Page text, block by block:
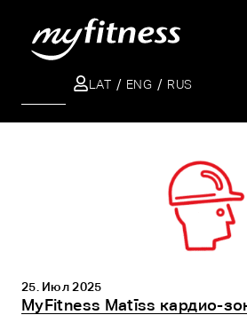
LAT ENG RUS
MyFitness Matīss кардио-
25. Июл 2025